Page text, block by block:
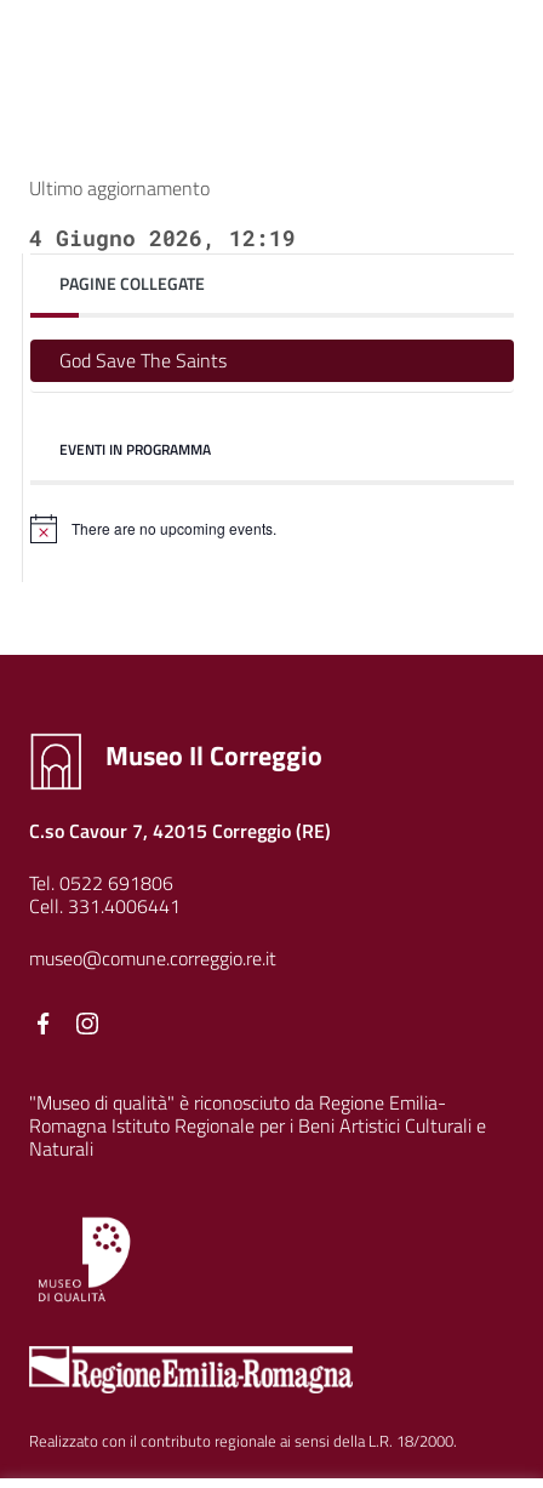
Ultimo aggiornamento
4 Giugno 2026, 12:19
PAGINE COLLEGATE
God Save The Saints
EVENTI IN PROGRAMMA
There are no upcoming events.
Museo Il Correggio
C.so Cavour 7, 42015 Correggio (RE)
Tel. 0522 691806
Cell. 331.4006441
museo@comune.correggio.re.it
Facebook
"Museo di qualità" è riconosciuto da Regione Emilia-
Romagna Istituto Regionale per i Beni Artistici Culturali e
Naturali
Realizzato con il contributo regionale ai sensi della L.R. 18/2000.